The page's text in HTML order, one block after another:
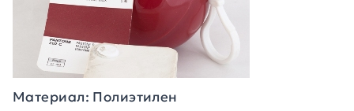
Материал: Полиэтилен